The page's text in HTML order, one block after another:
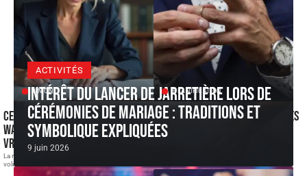
ACTIVITÉS
Intérêt du lancer de jarretière lors de
cérémonies de mariage : traditions et
symbolique expliquées
9 juin 2026
UNION
Ce que les recherches sur « judith
Waintraub mariage » révèlent
vraiment
La requête "judith Waintraub mariage" génère un
volume régulier de recherches sur
PLANIFICATION
Amoureuse d’un homme marié ? Les
vérités que vous devez entendre.
21 mai 2026